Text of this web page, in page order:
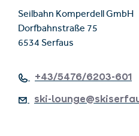
Seilbahn Komperdell GmbH
Dorfbahnstraße 75
6534 Serfaus
+43/5476/6203-601
ski-